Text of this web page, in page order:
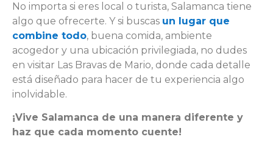
No importa si eres local o turista, Salamanca tiene
algo que ofrecerte. Y si buscas un lugar que
combine todo, buena comida, ambiente
acogedor y una ubicación privilegiada, no dudes
en visitar Las Bravas de Mario, donde cada detalle
está diseñado para hacer de tu experiencia algo
inolvidable.
¡Vive Salamanca de una manera diferente y
haz que cada momento cuente!